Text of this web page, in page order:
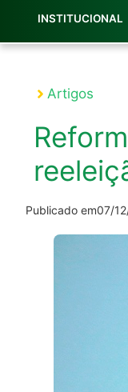
INSTITUCIONAL
Artigos
Publicado em07/